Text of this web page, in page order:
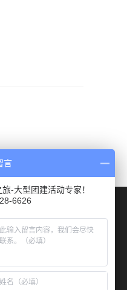
，好的设备如果没
作使用没有任何了
，我想这样大胆地
我成功的满足感和
每个人会从心底感
达的。 (二)减少
洛需求的一个重要
工在成功体会的同
协助与支撑，会让
点的团体骄傲，会
团队建造后，会加
大大减少。 (三)
过职工之间身体与
隔感发生，引起各
乐旋律下共舞，当
言
-大型团建活动专家！
6626